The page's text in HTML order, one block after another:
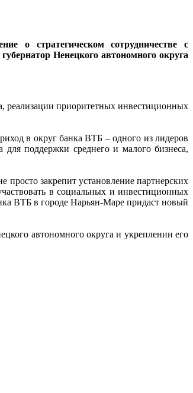
о стратегическом сотрудничестве с
Ненецкого автономного округа
реализации приоритетных инвестиционных
в округ банка ВТБ – одного из лидеров
поддержки среднего и малого бизнеса,
закрепит установление партнерских
в социальных и инвестиционных
ВТБ в городе Нарьян-Маре придаст новый
автономного округа и укреплении его